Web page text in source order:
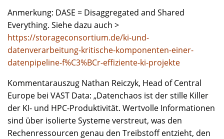
Anmerkung: DASE = Disaggregated and Shared
Everything. Siehe dazu auch >
https://storageconsortium.de/ki-und-
datenverarbeitung-kritische-komponenten-einer-
datenpipeline-f%C3%BCr-effiziente-ki-projekte
Kommentarauszug Nathan Reiczyk, Head of Central
Europe bei VAST Data: „Datenchaos ist der stille Killer
der KI- und HPC-Produktivität. Wertvolle Informationen
sind über isolierte Systeme verstreut, was den
Rechenressourcen genau den Treibstoff entzieht, den